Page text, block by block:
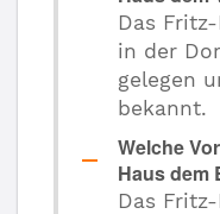
Das
in der
gelegen
bekannt.
Welche
Haus dem
Das